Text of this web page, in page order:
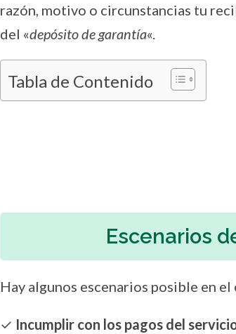
razón, motivo o circunstancias tu
del «depósito de garantía«.
Tabla de Contenido
Escenarios
Hay algunos escenarios posible en
✓ Incumplir con los pagos del